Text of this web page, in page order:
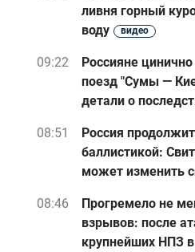
ливня горный
воду
видео
09:22
Россияне
поезд "Сумы —
детали о
08:51
Россия
баллистикой:
может изменить
08:46
Прогремело не
взрывов: после
крупнейших НПЗ